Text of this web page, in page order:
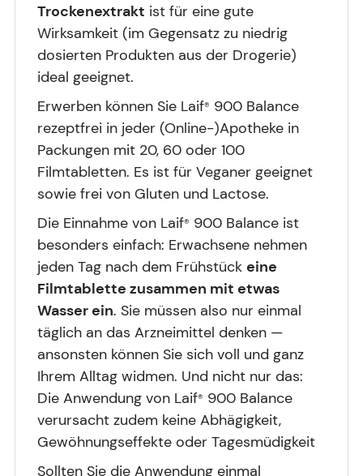
Trockenextrakt ist für eine gute
Wirksamkeit (im Gegensatz zu niedrig
dosierten Produkten aus der Drogerie)
ideal geeignet.
Erwerben können Sie Laif® 900 Balance
rezeptfrei in jeder (Online-)Apotheke in
Packungen mit 20, 60 oder 100
Filmtabletten. Es ist für Veganer geeignet
sowie frei von Gluten und Lactose.
Die Einnahme von Laif® 900 Balance ist
besonders einfach: Erwachsene nehmen
jeden Tag nach dem Frühstück eine
Filmtablette zusammen mit etwas
Wasser ein. Sie müssen also nur einmal
täglich an das Arzneimittel denken —
ansonsten können Sie sich voll und ganz
Ihrem Alltag widmen. Und nicht nur das:
Die Anwendung von Laif® 900 Balance
verursacht zudem keine Abhägigkeit,
Gewöhnungseffekte oder Tagesmüdigkeit
Sollten Sie die Anwendung einmal